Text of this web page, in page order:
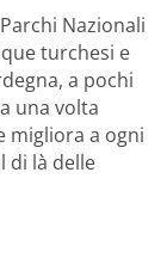
Nazionali
turchesi e
a pochi
una volta
migliora a ogni
di là delle